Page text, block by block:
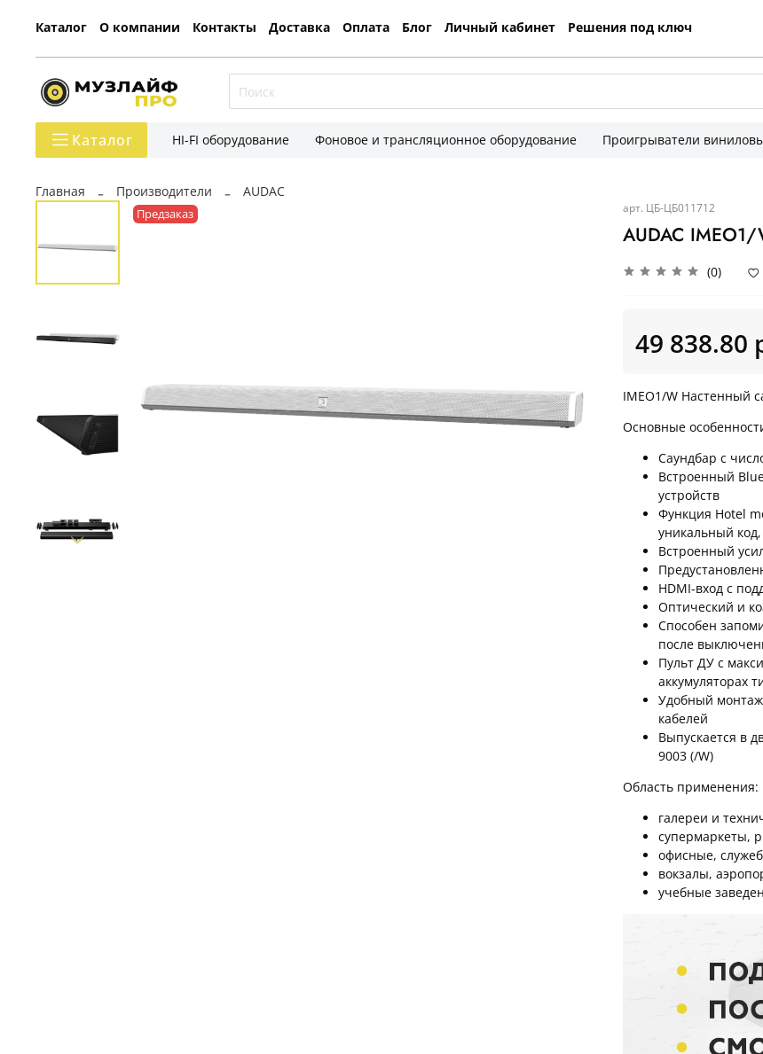
Каталог О компании Контакты Доставка Оплата Блог Личный кабинет Решения под ключ
Каталог HI-FI оборудование Фоновое и трансляционное оборудование Проигрыватели
Главная Производители AUDAC
Предзаказ арт. ЦБ-ЦБ011712
AUDAC
(0)
49 838.80
IMEO1/W Настенный
Основные
Саундбар с
Встроенный
устройств
Функция Hotel
уникальный
Встроенный
HDMI-вход с
Оптический и
Способен
после
Пульт ДУ с
аккумуляторах
Удобный
кабелей
Выпускается в
9003 (/W)
Область применения:
галереи и
супермаркеты,
офисные,
вокзалы,
учебные